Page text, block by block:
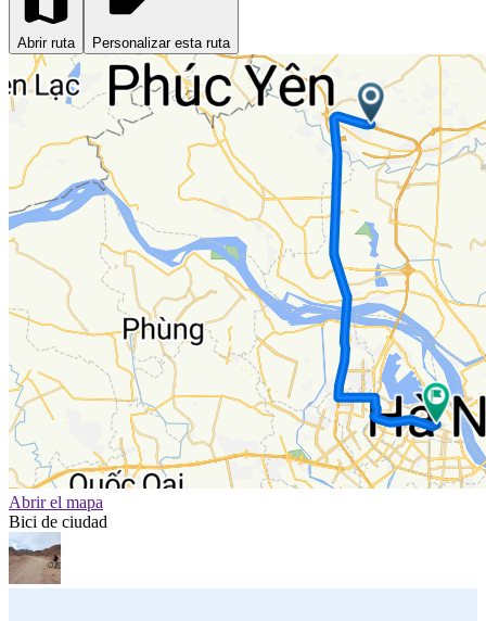
Abrir ruta Personalizar esta ruta
Abrir el mapa
Bici de ciudad